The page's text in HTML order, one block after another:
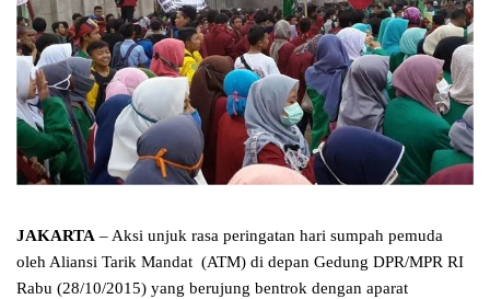
JAKARTA – Aksi unjuk rasa peringatan hari sumpah pemuda
oleh Aliansi Tarik Mandat (ATM) di depan Gedung DPR/MPR RI
Rabu (28/10/2015) yang berujung bentrok dengan aparat